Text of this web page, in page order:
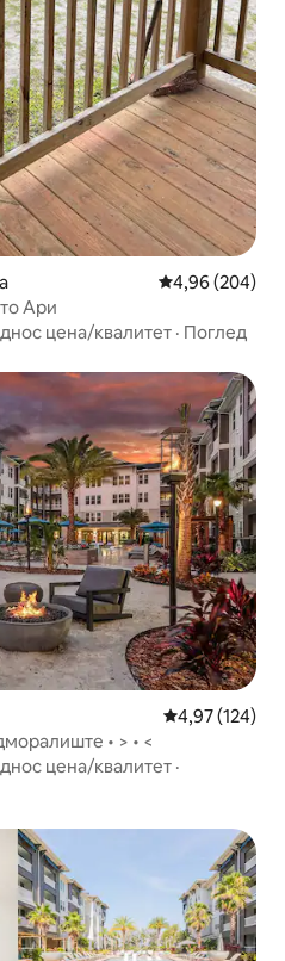
Просечна
4,96 (204)
Ари
цена/квалитет · Поглед
на гостите“
Просечна
4,97 (124)
• > • <
цена/квалитет ·